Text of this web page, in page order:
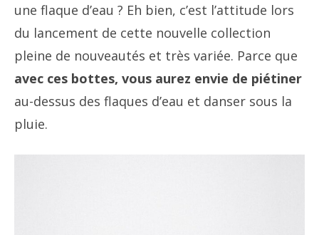
une flaque d’eau ? Eh bien, c’est l’attitude lors
du lancement de cette nouvelle collection
pleine de nouveautés et très variée. Parce que
avec ces bottes, vous aurez envie de piétiner
au-dessus des flaques d’eau et danser sous la
pluie.